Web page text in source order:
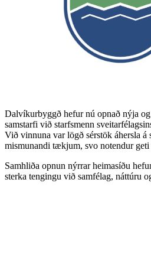
Dalvíkurbyggð hefur nú opnað nýja
samstarfi við starfsmenn
Við vinnuna var lögð sérstök áhersla
mismunandi tækjum, svo notendur
Samhliða opnun nýrrar heimasíðu
sterka tengingu við samfélag, náttúru